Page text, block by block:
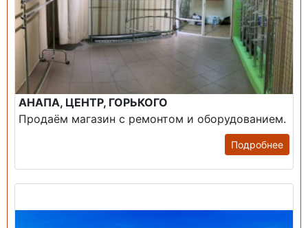
АНАПА, ЦЕНТР, ГОРЬКОГО
Продаём магазин с ремонтом и оборудованием.
Подробнее